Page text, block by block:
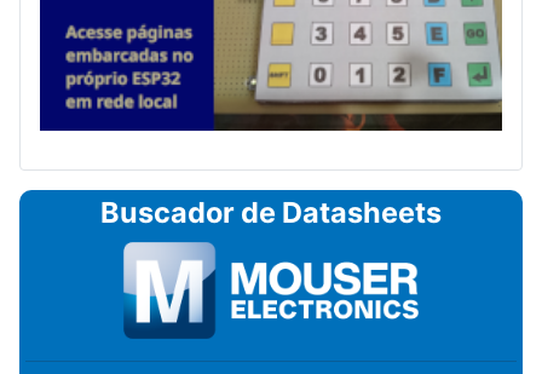
Buscador de Datasheets